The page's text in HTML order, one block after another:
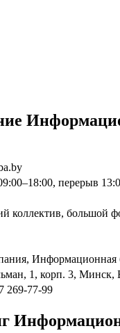
перерыв
коллектив, большой
Информационная
1, корп. 3, Минск,
269-77-99